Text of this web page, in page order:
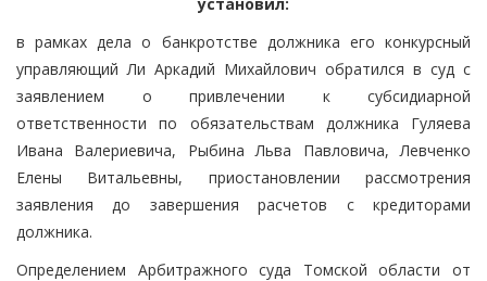
в рамках дела о банкротстве должника его конкурсный
управляющий Ли Аркадий Михайлович обратился в суд с
заявлением о привлечении к субсидиарной
ответственности по обязательствам должника Гуляева
Ивана Валериевича, Рыбина Льва Павловича, Левченко
Елены Витальевны, приостановлении рассмотрения
заявления до завершения расчетов с кредиторами
должника.
Определением Арбитражного суда Томской области от